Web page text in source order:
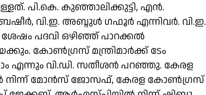
പി.കെ. കുഞ്ഞാലിക്കുട്ടി, എൻ.
ബഷീർ, വി.ഇ. അബ്ദുൾ ഗഫൂർ എന്നിവർ. വി.ഇ.
പദവി ഒഴിഞ്ഞ് പാറക്കൽ
കോൺഗ്രസ് മന്ത്രിമാർക്ക് ടേം
എന്നും വി.ഡി. സതീശൻ പറഞ്ഞു. കേരള
നിന്ന് മോൻസ് ജോസഫ്, കേരള കോൺഗ്രസ്